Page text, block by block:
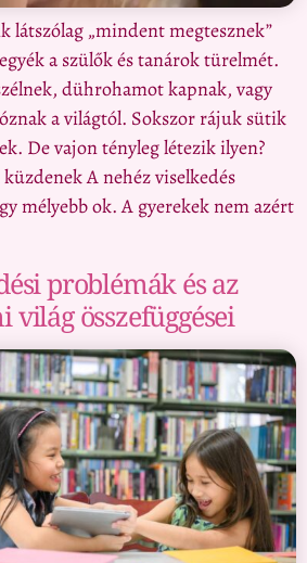
látszólag „mindent megtesznek”
a szülők és tanárok türelmét.
dührohamot kapnak, vagy
a világtól. Sokszor rájuk sütik
De vajon tényleg létezik ilyen?
A nehéz viselkedés
mélyebb ok. A gyerekek nem azért
problémák és az
összefüggései